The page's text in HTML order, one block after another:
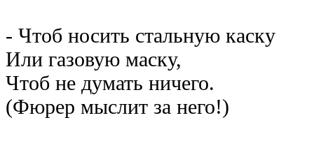
- Чтоб носить стальную каску
Или газовую маску,
Чтоб не думать ничего.
(Фюрер мыслит за него!)